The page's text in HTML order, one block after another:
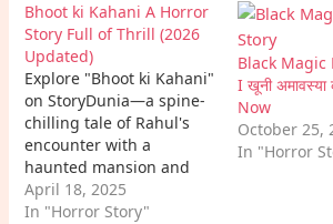
Bhoot ki Kahani A Horror
Story Full of Thrill (2026
Updated)
Explore "Bhoot ki Kahani"
on StoryDunia—a spine-
chilling tale of Rahul's
encounter with a
haunted mansion and
the ghostly secrets it
holds. Dive into this eerie
April 18, 2025
In "Horror Story"
Black Magic
I खूनी अमावस्या
Now
October 25,
In "Horror